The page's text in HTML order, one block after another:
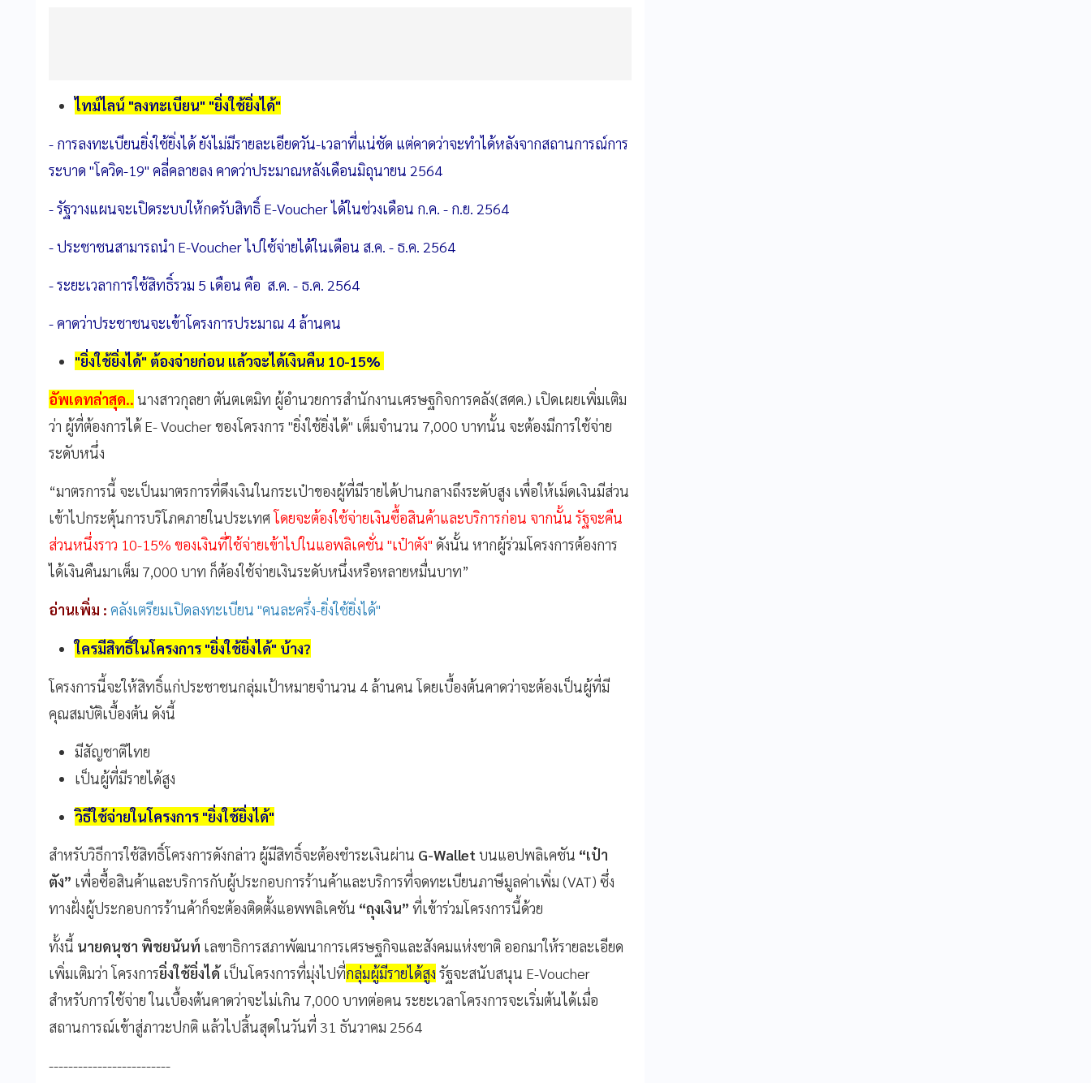
ไทม์ไลน์ "ลงทะเบียน" "ยิ่งใช้ยิ่งได้"
- การลงทะเบียนยิ่งใช้ยิ่งได้ ยังไม่มีรายละเอียดวัน-เวลาที่แน่ชัด แต่คาดว่าจะทำได้หลังจากสถานการณ์การ
ระบาด "โควิด-19" คลี่คลายลง คาดว่าประมาณหลังเดือนมิถุนายน 2564
- รัฐวางแผนจะเปิดระบบให้กดรับสิทธิ์ E-Voucher ได้ในช่วงเดือน ก.ค. - ก.ย. 2564
- ประชาชนสามารถนำ E-Voucher ไปใช้จ่ายได้ในเดือน ส.ค. - ธ.ค. 2564
- ระยะเวลาการใช้สิทธิ์รวม 5 เดือน คือ ส.ค. - ธ.ค. 2564
- คาดว่าประชาชนจะเข้าโครงการประมาณ 4 ล้านคน
"ยิ่งใช้ยิ่งได้" ต้องจ่ายก่อน แล้วจะได้เงินคืน 10-15%
อัพเดทล่าสุด.. นางสาวกุลยา ตันตเตมิท ผู้อำนวยการสำนักงานเศรษฐกิจการคลัง(สศค.) เปิดเผยเพิ่มเติม
ว่า ผู้ที่ต้องการได้ E- Voucher ของโครงการ "ยิ่งใช้ยิ่งได้" เต็มจำนวน 7,000 บาทนั้น จะต้องมีการใช้จ่าย
ระดับหนึ่ง
“มาตรการนี้ จะเป็นมาตรการที่ดึงเงินในกระเป๋าของผู้ที่มีรายได้ปานกลางถึงระดับสูง เพื่อให้เม็ดเงินมีส่วน
เข้าไปกระตุ้นการบริโภคภายในประเทศโดยจะต้องใช้จ่ายเงินซื้อสินค้าและบริการก่อน จากนั้น รัฐจะคืน
ส่วนหนึ่งราว 10-15% ของเงินที่ใช้จ่ายเข้าไปในแอพลิเคชั่น "เป๋าตัง" ดังนั้น หากผู้ร่วมโครงการต้องการ
ได้เงินคืนมาเต็ม 7,000 บาท ก็ต้องใช้จ่ายเงินระดับหนึ่งหรือหลายหมื่นบาท”
อ่านเพิ่ม : คลังเตรียมเปิดลงทะเบียน "คนละครึ่ง-ยิ่งใช้ยิ่งได้"
ใครมีสิทธิ์ในโครงการ "ยิ่งใช้ยิ่งได้" บ้าง?
โครงการนี้จะให้สิทธิ์แก่ประชาชนกลุ่มเป้าหมายจำนวน 4 ล้านคน โดยเบื้องต้นคาดว่าจะต้องเป็นผู้ที่มี
คุณสมบัติเบื้องต้น ดังนี้
มีสัญชาติไทย
เป็นผู้ที่มีรายได้สูง
วิธีใช้จ่ายในโครงการ "ยิ่งใช้ยิ่งได้"
สำหรับวิธีการใช้สิทธิ์โครงการดังกล่าว ผู้มีสิทธิ์จะต้องชำระเงินผ่าน G-Walletบนแอปพลิเคชัน “เป๋า
ตัง” เพื่อซื้อสินค้าและบริการกับผู้ประกอบการร้านค้าและบริการที่จดทะเบียนภาษีมูลค่าเพิ่ม (VAT) ซึ่ง
ทางฝั่งผู้ประกอบการร้านค้าก็จะต้องติดตั้งแอพพลิเคชัน “ถุงเงิน” ที่เข้าร่วมโครงการนี้ด้วย
ทั้งนี้ นายดนุชา พิชยนันท์ เลขาธิการสภาพัฒนาการเศรษฐกิจและสังคมแห่งชาติ ออกมาให้รายละเอียด
เพิ่มเติมว่า โครงการยิ่งใช้ยิ่งได้เป็นโครงการที่มุ่งไปที่กลุ่มผู้มีรายได้สูง รัฐจะสนับสนุน E-Voucher
สำหรับการใช้จ่าย ในเบื้องต้นคาดว่าจะไม่เกิน 7,000 บาทต่อคน ระยะเวลาโครงการจะเริ่มต้นได้เมื่อ
สถานการณ์เข้าสู่ภาวะปกติ แล้วไปสิ้นสุดในวันที่ 31 ธันวาคม 2564
-------------------------